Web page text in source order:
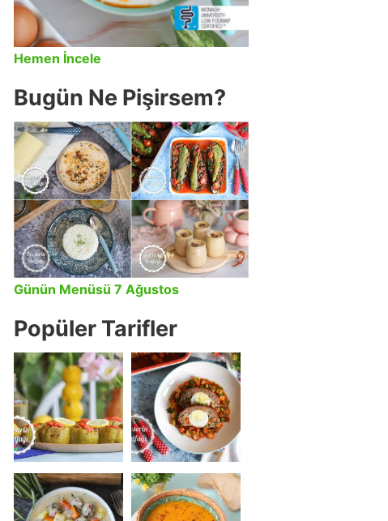
Hemen İncele
Bugün Ne Pişirsem?
Günün Menüsü 7 Ağustos
Popüler Tarifler